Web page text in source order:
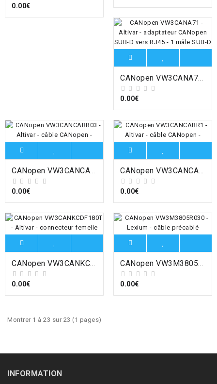
0.00€
0.00€
0.00€ 0.00€
CANopen VW3CANKCDF180T - Altivar - connecteur femelle SUB-D9 CANopen - droit , Schneider Electric
0.00€
CANopen VW3M3805R030 - Lexium - câble précablé Canopen - 1xRJ45/1xSUB-D 9 femelle -3m , Schneider Electric
0.00€
Montrer 1 à 23 sur 23 (1 pages)
INFORMATION